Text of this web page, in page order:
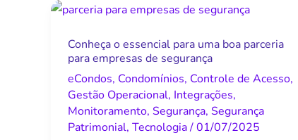
Conheça o essencial para uma boa parceria
para empresas de segurança
eCondos, Condomínios, Controle de Acesso,
Gestão Operacional, Integrações,
Monitoramento, Segurança, Segurança
Patrimonial, Tecnologia/01/07/2025
Conheça
essencial
uma
boa
parceria